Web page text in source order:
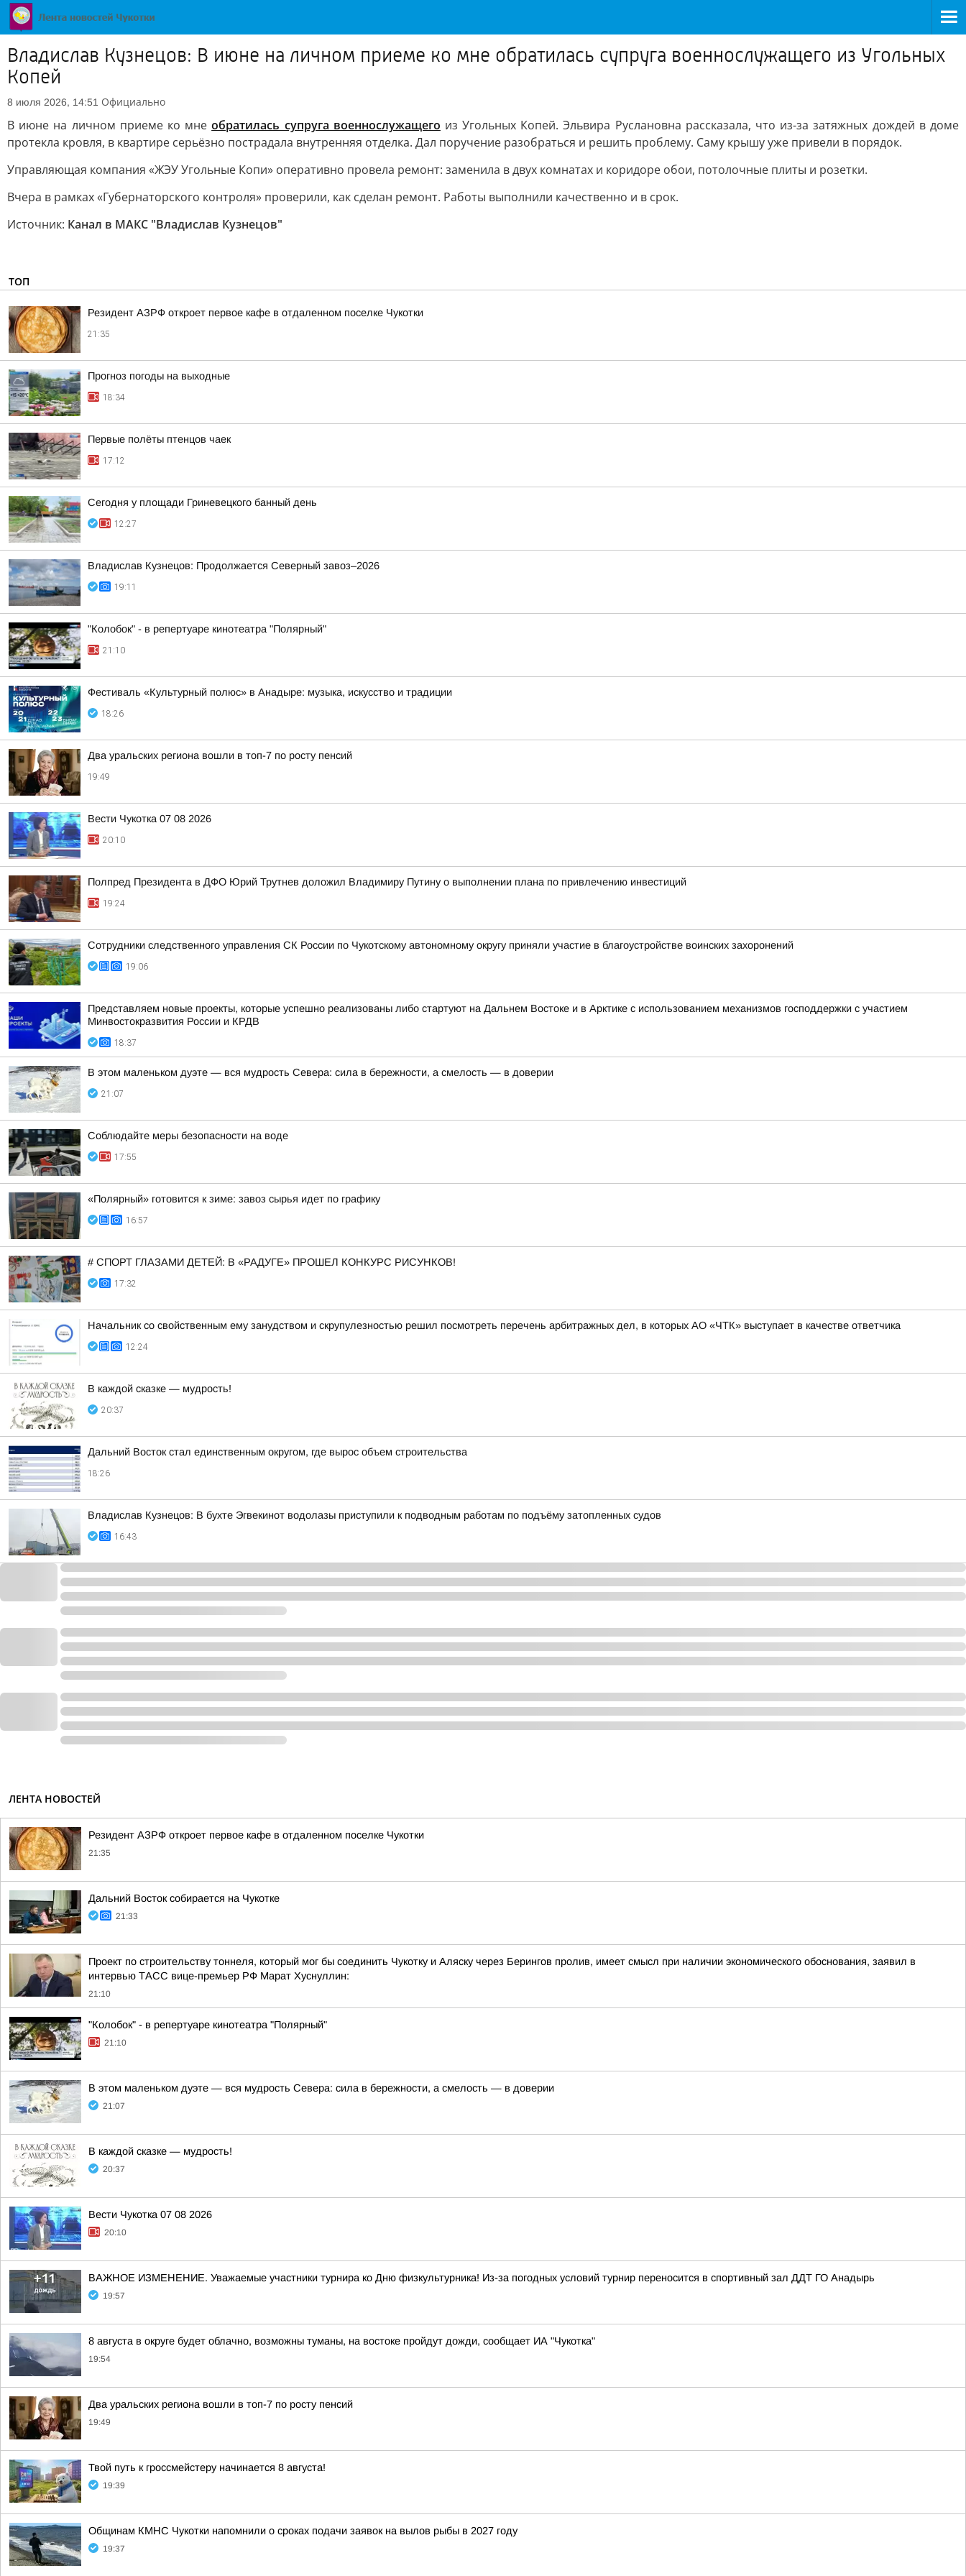
Владислав Кузнецов: В июне на личном приеме ко мне обратилась супруга военнослужащего из Угольных
Копей
8 июля 2026, 14:51 Официально
В июне на личном приеме ко мнеобратилась супруга военнослужащего из Угольных Копей. Эльвира Руслановна рассказала, что из-за затяжных дождей в доме
протекла кровля, в квартире серьёзно пострадала внутренняя отделка. Дал поручение разобраться и решить проблему. Саму крышу уже привели в порядок.
Управляющая компания «ЖЭУ Угольные Копи» оперативно провела ремонт: заменила в двух комнатах и коридоре обои, потолочные плиты и розетки.
Вчера в рамках «Губернаторского контроля» проверили, как сделан ремонт. Работы выполнили качественно и в срок.
Источник: Канал в МАКС "Владислав Кузнецов"
ТОП
Резидент АЗРФ откроет первое кафе в отдаленном поселке Чукотки
21:35
Прогноз погоды на выходные
18:34
Первые полёты птенцов чаек
17:12
Сегодня у площади Гриневецкого банный день
12:27
Владислав Кузнецов: Продолжается Северный завоз–2026
19:11
"Колобок" - в репертуаре кинотеатра "Полярный"
21:10
Фестиваль «Культурный полюс» в Анадыре: музыка, искусство и традиции
18:26
Два уральских региона вошли в топ-7 по росту пенсий
19:49
Вести Чукотка 07 08 2026
20:10
Полпред Президента в ДФО Юрий Трутнев доложил Владимиру Путину о выполнении плана по привлечению инвестиций
19:24
Сотрудники следственного управления СК России по Чукотскому автономному округу приняли участие в благоустройстве воинских захоронений
19:06
Представляем новые проекты, которые успешно реализованы либо стартуют на Дальнем Востоке и в Арктике с использованием механизмов господдержки с участием
Минвостокразвития России и КРДВ
18:37
В этом маленьком дуэте — вся мудрость Севера: сила в бережности, а смелость — в доверии
21:07
Соблюдайте меры безопасности на воде
17:55
«Полярный» готовится к зиме: завоз сырья идет по графику
16:57
# СПОРТ ГЛАЗАМИ ДЕТЕЙ: В «РАДУГЕ» ПРОШЕЛ КОНКУРС РИСУНКОВ!
17:32
Начальник со свойственным ему занудством и скрупулезностью решил посмотреть перечень арбитражных дел, в которых АО «ЧТК» выступает в качестве ответчика
12:24
В каждой сказке — мудрость!
20:37
Дальний Восток стал единственным округом, где вырос объем строительства
18:26
Владислав Кузнецов: В бухте Эгвекинот водолазы приступили к подводным работам по подъёму затопленных судов
16:43
ЛЕНТА НОВОСТЕЙ
Резидент АЗРФ откроет первое кафе в отдаленном поселке Чукотки
21:35
Дальний Восток собирается на Чукотке
21:33
Проект по строительству тоннеля, который мог бы соединить Чукотку и Аляску через Берингов пролив, имеет смысл при наличии экономического обоснования, заявил в
интервью ТАСС вице-премьер РФ Марат Хуснуллин:
21:10
"Колобок" - в репертуаре кинотеатра "Полярный"
21:10
В этом маленьком дуэте — вся мудрость Севера: сила в бережности, а смелость — в доверии
21:07
В каждой сказке — мудрость!
20:37
Вести Чукотка 07 08 2026
20:10
ВАЖНОЕ ИЗМЕНЕНИЕ. Уважаемые участники турнира ко Дню физкультурника! Из-за погодных условий турнир переносится в спортивный зал ДДТ ГО Анадырь
19:57
8 августа в округе будет облачно, возможны туманы, на востоке пройдут дожди, сообщает ИА "Чукотка"
19:54
Два уральских региона вошли в топ-7 по росту пенсий
19:49
Твой путь к гроссмейстеру начинается 8 августа!
19:39
Общинам КМНС Чукотки напомнили о сроках подачи заявок на вылов рыбы в 2027 году
19:37